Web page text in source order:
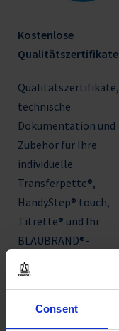
Consent
Kostenlose
Qualitätszertifikate
Qualitätszertifikate,
technische
Dokumentation und
Zubehör für Ihre
individuelle
Transferpette®,
HandyStep® touch,
Titrette® und Ihr
BLAUBRAND®-
Volumenmessgerät
mehr erfahren